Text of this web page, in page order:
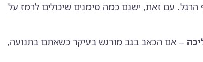
עם זאת, ישנם כמה סימנים שיכולים לרמז על
– אם הכאב בגב מורגש בעיקר כשאתם בתנועה,